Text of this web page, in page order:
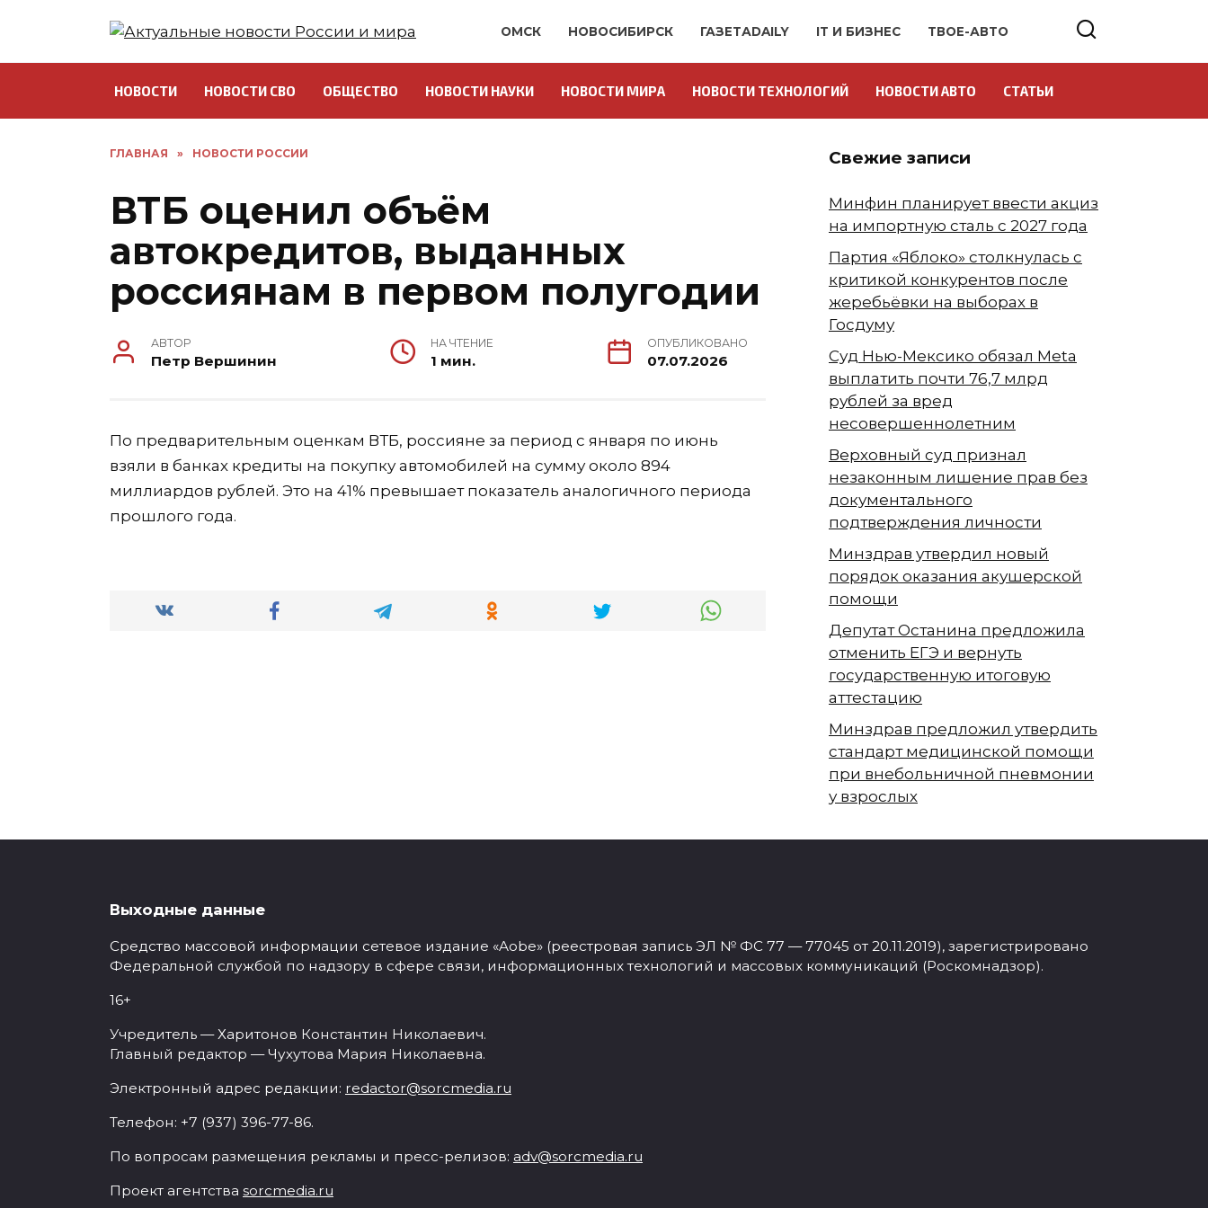
ОМСК НОВОСИБИРСК ГАЗЕТАDAILY IT И БИЗНЕС ТВОЕ-АВТО
НОВОСТИ НОВОСТИ СВО ОБЩЕСТВО НОВОСТИ НАУКИ НОВОСТИ МИРА НОВОСТИ ТЕХНОЛОГИЙ НОВОСТИ АВТО СТАТЬИ
ГЛАВНАЯ » НОВОСТИ РОССИИ
ВТБ оценил объём
автокредитов, выданных
россиянам в первом полугодии
АВТОР
Петр Вершинин
НА ЧТЕНИЕ
1 мин.
ОПУБЛИКОВАНО
07.07.2026
По предварительным оценкам ВТБ, россияне за период с января по июнь
взяли в банках кредиты на покупку автомобилей на сумму около 894
миллиардов рублей. Это на 41% превышает показатель аналогичного периода
прошлого года.
Свежие записи
Минфин планирует ввести акциз
на импортную сталь с 2027 года
Партия «Яблоко» столкнулась с
критикой конкурентов после
жеребьёвки на выборах в
Госдуму
Суд Нью-Мексико обязал Meta
выплатить почти 76,7 млрд
рублей за вред
несовершеннолетним
Верховный суд признал
незаконным лишение прав без
документального
подтверждения личности
Минздрав утвердил новый
порядок оказания акушерской
помощи
Депутат Останина предложила
отменить ЕГЭ и вернуть
государственную итоговую
аттестацию
Минздрав предложил утвердить
стандарт медицинской помощи
при внебольничной пневмонии
у взрослых
Выходные данные
Средство массовой информации сетевое издание «Aobe» (реестровая запись ЭЛ № ФС 77 — 77045 от 20.11.2019), зарегистрировано
Федеральной службой по надзору в сфере связи, информационных технологий и массовых коммуникаций (Роскомнадзор).
16+
Учредитель — Харитонов Константин Николаевич.
Главный редактор — Чухутова Мария Николаевна.
Электронный адрес редакции: redactor@sorcmedia.ru
Телефон: +7 (937) 396-77-86.
По вопросам размещения рекламы и пресс-релизов: adv@sorcmedia.ru
Проект агентства sorcmedia.ru